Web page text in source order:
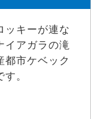
ッキーが連な
イアガラの滝
都市ケベック
。